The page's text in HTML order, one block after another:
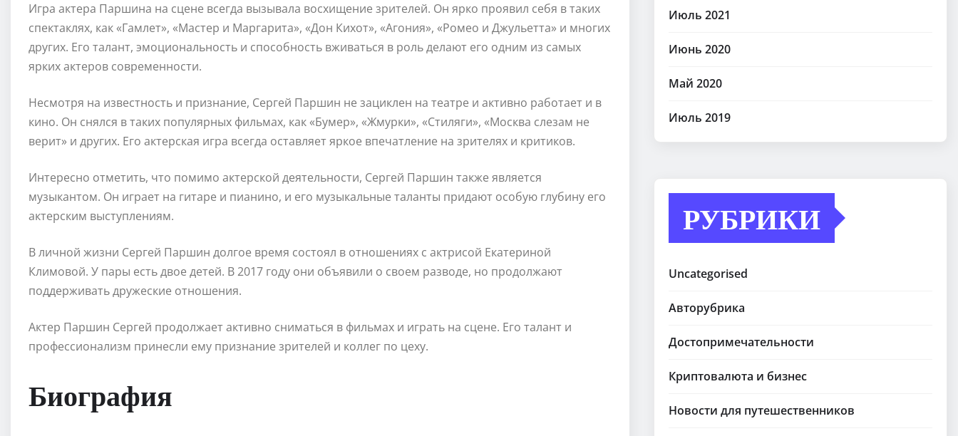
Игра актера Паршина на сцене всегда вызывала восхищение зрителей. Он ярко проявил себя в таких
спектаклях, как «Гамлет», «Мастер и Маргарита», «Дон Кихот», «Агония», «Ромео и Джульетта» и многих
других. Его талант, эмоциональность и способность вживаться в роль делают его одним из самых
ярких актеров современности.
Несмотря на известность и признание, Сергей Паршин не зациклен на театре и активно работает и в
кино. Он снялся в таких популярных фильмах, как «Бумер», «Жмурки», «Стиляги», «Москва слезам не
верит» и других. Его актерская игра всегда оставляет яркое впечатление на зрителях и критиков.
Интересно отметить, что помимо актерской деятельности, Сергей Паршин также является
музыкантом. Он играет на гитаре и пианино, и его музыкальные таланты придают особую глубину его
актерским выступлениям.
В личной жизни Сергей Паршин долгое время состоял в отношениях с актрисой Екатериной
Климовой. У пары есть двое детей. В 2017 году они объявили о своем разводе, но продолжают
поддерживать дружеские отношения.
Актер Паршин Сергей продолжает активно сниматься в фильмах и играть на сцене. Его талант и
профессионализм принесли ему признание зрителей и коллег по цеху.
Биография
Июль 2021
Июнь 2020
Май 2020
Июль 2019
РУБРИКИ
Uncategorised
Авторубрика
Достопримечательности
Криптовалюта и бизнес
Новости для путешественников